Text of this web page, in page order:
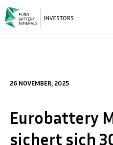
26 NOVEMBER, 2025
Eurobattery
sichert sich